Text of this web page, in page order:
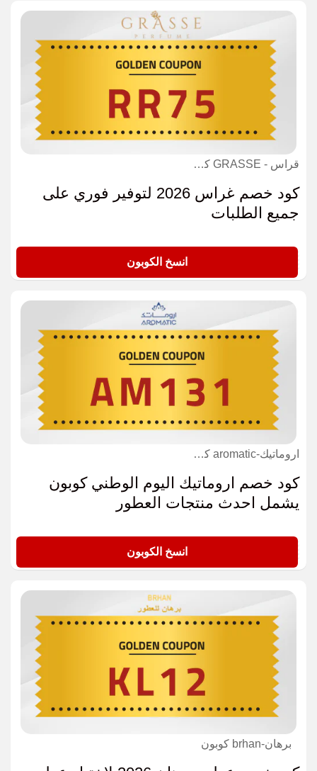
قراس - GRASSE كوبون
كود خصم غراس 2026 لتوفير فوري على
جميع الطلبات
انسخ الكوبون
اروماتيك-aromatic كوبون
كود خصم اروماتيك اليوم الوطني كوبون
يشمل احدث منتجات العطور
انسخ الكوبون
برهان-brhan كوبون